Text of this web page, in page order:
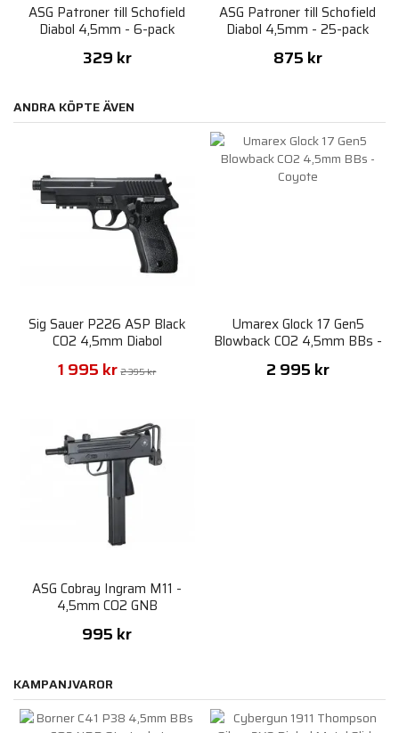
ASG Patroner till Schofield
Diabol 4,5mm - 6-pack
329 kr
ASG Patroner till Schofield
Diabol 4,5mm - 25-pack
875 kr
ANDRA KÖPTE ÄVEN
Sig Sauer P226 ASP Black
CO2 4,5mm Diabol
1 995 kr 2 395 kr
Umarex Glock 17 Gen5
Blowback CO2 4,5mm BBs -
Coyote
2 995 kr
ASG Cobray Ingram M11 -
4,5mm CO2 GNB
995 kr
KAMPANJVAROR